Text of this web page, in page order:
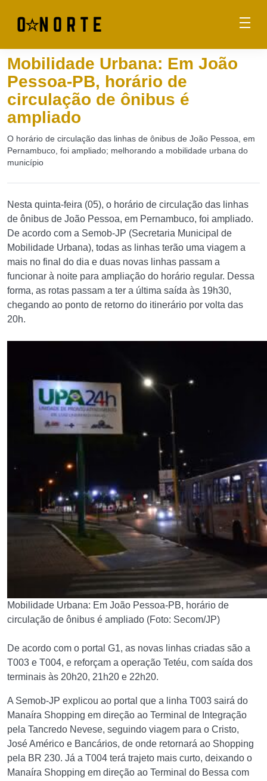
Mobilidade Urbana: Em João
Pessoa-PB, horário de
circulação de ônibus é
ampliado
O horário de circulação das linhas de ônibus de João Pessoa, em
Pernambuco, foi ampliado; melhorando a mobilidade urbana do
município
Nesta quinta-feira (05), o horário de circulação das linhas
de ônibus de João Pessoa, em Pernambuco, foi ampliado.
De acordo com a Semob-JP (Secretaria Municipal de
Mobilidade Urbana), todas as linhas terão uma viagem a
mais no final do dia e duas novas linhas passam a
funcionar à noite para ampliação do horário regular. Dessa
forma, as rotas passam a ter a última saída às 19h30,
chegando ao ponto de retorno do itinerário por volta das
20h.
Mobilidade Urbana: Em João Pessoa-PB, horário de
circulação de ônibus é ampliado (Foto: Secom/JP)
De acordo com o portal G1, as novas linhas criadas são a
T003 e T004, e reforçam a operação Tetéu, com saída dos
terminais às 20h20, 21h20 e 22h20.
A Semob-JP explicou ao portal que a linha T003 sairá do
Manaíra Shopping em direção ao Terminal de Integração
pela Tancredo Nevese, seguindo viagem para o Cristo,
José Américo e Bancários, de onde retornará ao Shopping
pela BR 230. Já a T004 terá trajeto mais curto, deixando o
Manaíra Shopping em direção ao Terminal do Bessa com